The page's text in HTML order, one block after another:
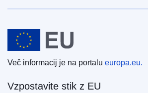
Evropska unija
Več informacij je na portalu europa.eu.
Vzpostavite stik z EU